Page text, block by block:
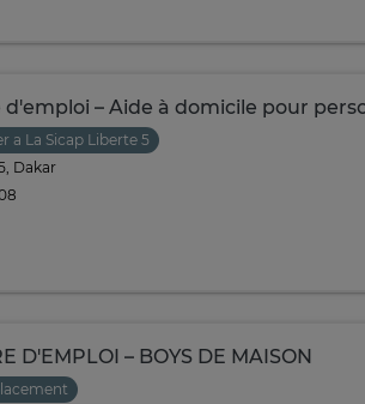
d'emploi – Aide à domicile pour
a La Sicap Liberte 5
Dakar
D'EMPLOI – BOYS DE MAISON